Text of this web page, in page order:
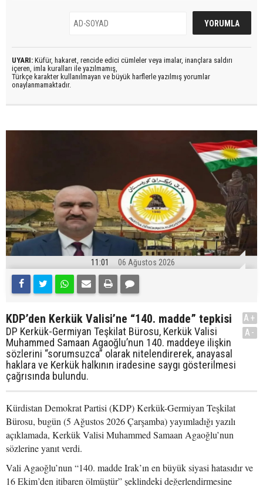
UYARI: Küfür, hakaret, rencide edici cümleler veya imalar, inançlara saldırı
içeren, imla kuralları ile yazılmamış,
Türkçe karakter kullanılmayan ve büyük harflerle yazılmış yorumlar
onaylanmamaktadır.
11:01 06 Ağustos 2026
KDP’den Kerkük Valisi’ne “140. madde” tepkisi
DP Kerkük-Germiyan Teşkilat Bürosu, Kerkük Valisi
Muhammed Samaan Agaoğlu’nun 140. maddeye ilişkin
sözlerini “sorumsuzca” olarak nitelendirerek, anayasal
haklara ve Kerkük halkının iradesine saygı gösterilmesi
çağrısında bulundu.
A+
A-
Kürdistan Demokrat Partisi (KDP) Kerkük-Germiyan Teşkilat
Bürosu, bugün (5 Ağustos 2026 Çarşamba) yayımladığı yazılı
açıklamada, Kerkük Valisi Muhammed Samaan Agaoğlu’nun
sözlerine yanıt verdi.
Vali Agaoğlu’nun “140. madde Irak’ın en büyük siyasi hatasıdır ve
16 Ekim’den itibaren ölmüştür” şeklindeki değerlendirmesine